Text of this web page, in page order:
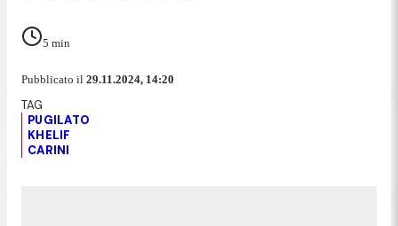
5 min
Pubblicato il 29.11.2024, 14:20
PUGILATO
KHELIF
CARINI